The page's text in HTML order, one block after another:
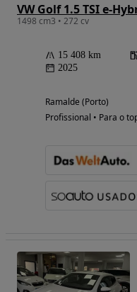
VW Golf 1.5 TSI e-
1498 cm3 • 272 cv
15 408 km
2025
Ramalde (Porto)
Profissional • Para o